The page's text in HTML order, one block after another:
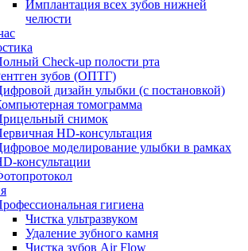
Имплантация всех зубов нижней
челюсти
Check-up полости рта
зубов (ОПТГ)
дизайн улыбки (с постановкой)
томограмма
снимок
HD-консультация
моделирование улыбки в рамках
консультации
гигиена
Чистка ультразвуком
Удаление зубного камня
Чистка зубов Air Flow